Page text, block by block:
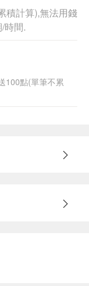
積計算),無法用錢
時間.
100點(單筆不累